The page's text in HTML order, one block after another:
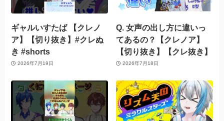
ギャルいすたば 【クレノ
ア】【切り抜き】#クレぬ
き #shorts
2026年7月19日
Q. 女声の出し方に違いっ
てあるの？【クレノア】
【切り抜き】【クレ抜き】
2026年7月18日